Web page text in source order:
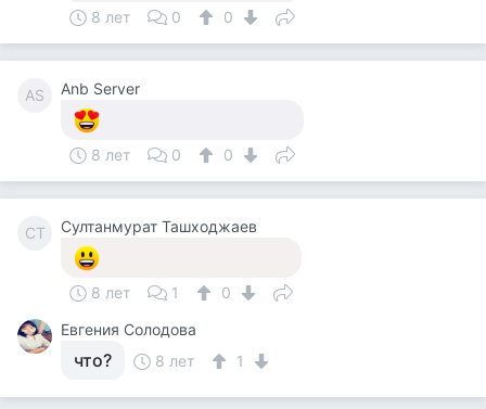
8 лет 0 0
AS Anb Server
8 лет 0 0
СТ Султанмурат Ташходжаев
8 лет 1
0
Евгения Солодова
что? 8 лет 1